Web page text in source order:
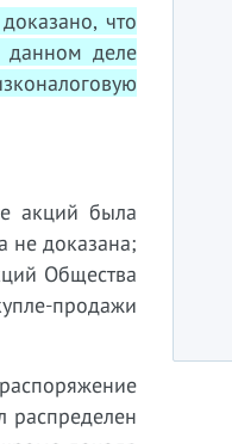
что
данном деле
акций была
не доказана;
Общества
продажи
распределен